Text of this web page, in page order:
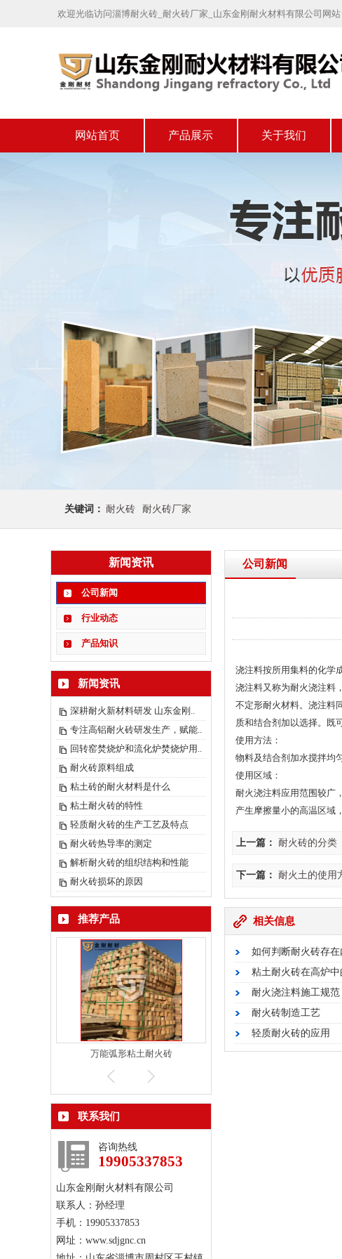
欢迎光临访问淄博耐火砖_耐火砖厂家_山东金刚耐火材料有限公司网站
网站首页 产品展示 关于我们
关键词： 耐火砖 耐火砖厂家
新闻资讯
公司新闻
行业动态
产品知识
新闻资讯
深耕耐火新材料研发 山东金刚..
专注高铝耐火砖研发生产，赋能..
回转窑焚烧炉和流化炉焚烧炉用..
耐火砖原料组成
粘土砖的耐火材料是什么
粘土耐火砖的特性
轻质耐火砖的生产工艺及特点
耐火砖热导率的测定
解析耐火砖的组织结构和性能
耐火砖损坏的原因
推荐产品
万能弧形粘土耐火砖 高铝耐火接缝料
联系我们
咨询热线
19905337853
山东金刚耐火材料有限公司
联系人：孙经理
手机：19905337853
网址：www.sdjgnc.cn
公司新闻
浇注料按所用集料的化学
浇注料又称为耐火浇注料
不定形耐火材料。浇注料
质和结合剂加以选择。既
使用方法：
物料及结合剂加水搅拌均
使用区域：
耐火浇注料应用范围较广
产生摩擦量小的高温区域
上一篇： 耐火砖的分类
下一篇： 耐火土的使用
相关信息
如何判断耐火砖存在
粘土耐火砖在高炉中
耐火浇注料施工规范
耐火砖制造工艺
轻质耐火砖的应用